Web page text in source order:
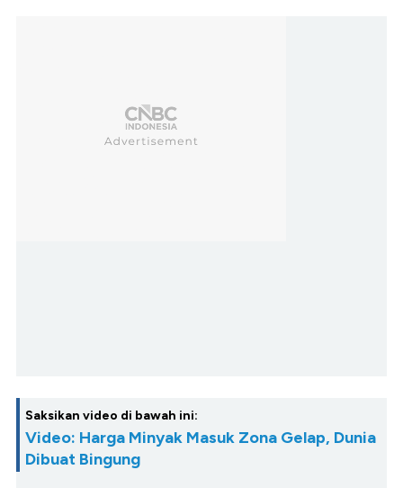
Saksikan video di bawah ini:
Video: Harga Minyak Masuk Zona Gelap, Dunia
Dibuat Bingung